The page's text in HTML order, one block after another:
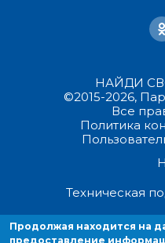
НАЙДИ
©2015-2026,
Все
Политика
Техническая
Продолжая находиться на
предоставление
Продолжая находится на
предоставление